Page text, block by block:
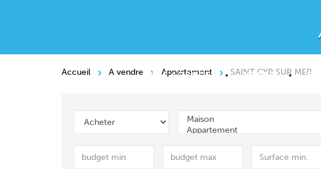
NOS AGENCES VENTES
Accueil A vendre Appartement SAINT CYR SUR MER